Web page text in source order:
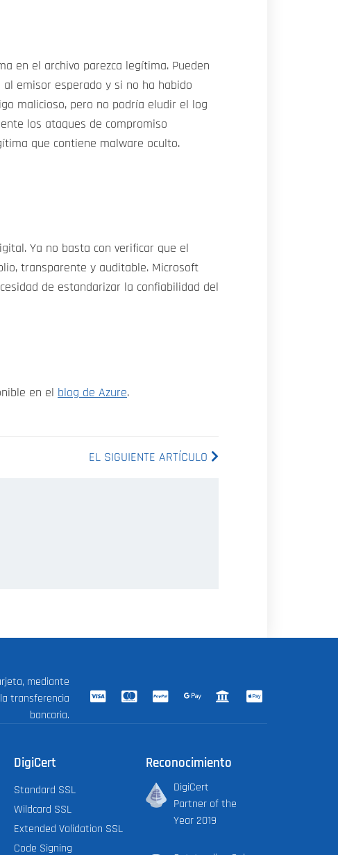
en el archivo parezca legítima. Pueden
emisor esperado y si no ha habido
malicioso, pero no podría eludir el log
los ataques de compromiso
que contiene malware oculto.
Ya no basta con verificar que el
transparente y auditable. Microsoft
de estandarizar la confiabilidad del
en el blog de Azure.
EL SIGUIENTE ARTÍCULO
mediante
transferencia
bancaria.
DigiCert
Standard SSL
Wildcard SSL
Extended Validation SSL
Code Signing
Reconocimiento
DigiCert
Partner of the
Year 2019